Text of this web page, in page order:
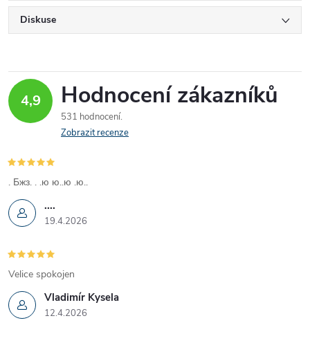
Diskuse
4,9 Hodnocení zákazníků
531 hodnocení
Zobrazit recenze
....
19.4.2026
. Бжз. . .ю ю..ю .ю..
Vladimír Kysela
12.4.2026
Velice spokojen